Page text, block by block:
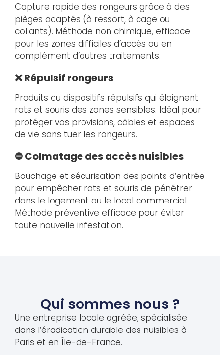
Capture rapide des rongeurs grâce à des
pièges adaptés (à ressort, à cage ou
collants). Méthode non chimique, efficace
pour les zones difficiles d’accès ou en
complément d’autres traitements.
❌ Répulsif rongeurs
Produits ou dispositifs répulsifs qui éloignent
rats et souris des zones sensibles. Idéal pour
protéger vos provisions, câbles et espaces
de vie sans tuer les rongeurs.
⛔ Colmatage des accès nuisibles
Bouchage et sécurisation des points d’entrée
pour empêcher rats et souris de pénétrer
dans le logement ou le local commercial.
Méthode préventive efficace pour éviter
toute nouvelle infestation.
Qui sommes nous ?
Une entreprise locale agréée, spécialisée
dans l’éradication durable des nuisibles à
Paris et en Île-de-France.